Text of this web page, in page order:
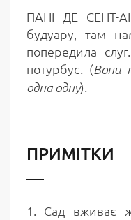
ПАНІ ДЕ СЕНТ-
будуару, там
попередила
потурбує. (Вони
одна одну).
ПРИМІТКИ
1. Сад вживає